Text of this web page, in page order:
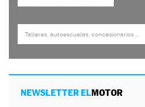
NEWSLETTER ELMOTOR